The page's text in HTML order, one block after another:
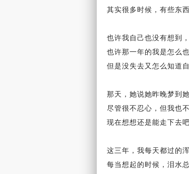
其实很多时候，有些东
也许我自己也没有想到
也许那一年的我是怎么
但是没失去又怎么知道
那天，她说她昨晚梦到她
尽管很不忍心，但我也
现在想想还是能走下去
这三年，我每天都过的
每当想起的时候，泪水